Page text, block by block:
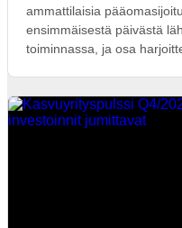
ammattilaisia
ensimmäisestä päivästä
toiminnassa, ja osa